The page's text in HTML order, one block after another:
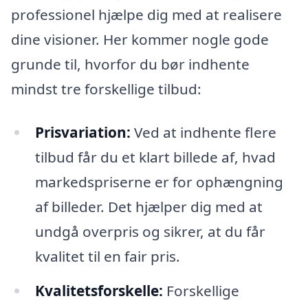
professionel hjælpe dig med at realisere
dine visioner. Her kommer nogle gode
grunde til, hvorfor du bør indhente
mindst tre forskellige tilbud:
Prisvariation: Ved at indhente flere
tilbud får du et klart billede af, hvad
markedspriserne er for ophængning
af billeder. Det hjælper dig med at
undgå overpris og sikrer, at du får
kvalitet til en fair pris.
Kvalitetsforskelle: Forskellige